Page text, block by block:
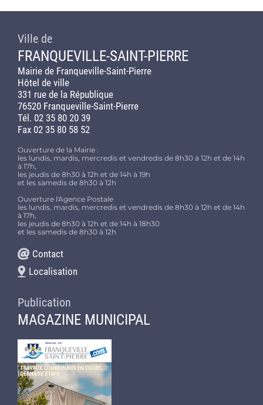
Ville de
FRANQUEVILLE-SAINT-PIERRE
Mairie de Franqueville-Saint-Pierre
Hôtel de ville
331 rue de la République
76520 Franqueville-Saint-Pierre
Tél. 02 35 80 20 39
Fax 02 35 80 58 52
Ouverture de la Mairie :
les lundis, mardis, mercredis et vendredis de 8h30 à 12h et de 14h
à 17h,
les jeudis de 8h30 à 12h et de 14h à 19h
et les samedis de 8h30 à 12h
Ouverture l'Agence Postale
les lundis, mardis, mercredis et vendredis de 8h30 à 12h et de 14h
à 17h,
les jeudis de 8h30 à 12h et de 14h à 18h30
et les samedis de 8h30 à 12h
Contact
Localisation
Publication
MAGAZINE MUNICIPAL